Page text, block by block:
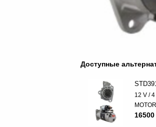
Доступные
12 V /